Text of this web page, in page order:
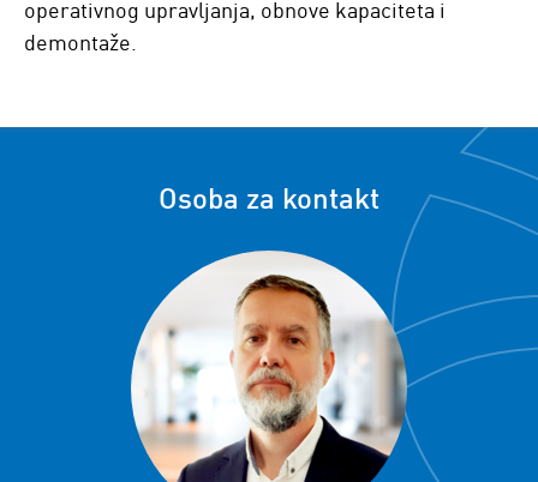
operativnog upravljanja, obnove kapaciteta i
demontaže.
Osoba za kontakt